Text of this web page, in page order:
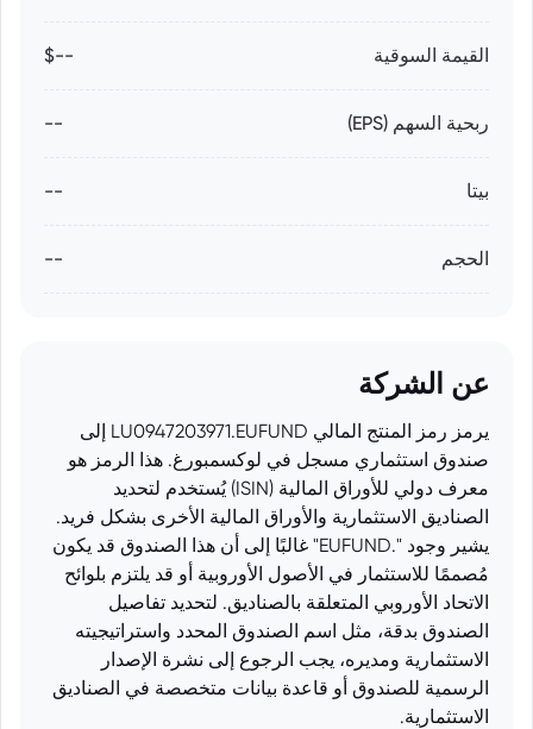
القيمة السوقية --$
ربحية السهم (EPS) --
بيتا --
الحجم --
عن الشركة
يرمز رمز المنتج المالي LU0947203971.EUFUND إلى
صندوق استثماري مسجل في لوكسمبورغ. هذا الرمز هو
معرف دولي للأوراق المالية (ISIN) يُستخدم لتحديد
الصناديق الاستثمارية والأوراق المالية الأخرى بشكل فريد.
يشير وجود ".EUFUND" غالبًا إلى أن هذا الصندوق قد يكون
مُصممًا للاستثمار في الأصول الأوروبية أو قد يلتزم بلوائح
الاتحاد الأوروبي المتعلقة بالصناديق. لتحديد تفاصيل
الصندوق بدقة، مثل اسم الصندوق المحدد واستراتيجيته
الاستثمارية ومديره، يجب الرجوع إلى نشرة الإصدار
الرسمية للصندوق أو قاعدة بيانات متخصصة في الصناديق
الاستثمارية.